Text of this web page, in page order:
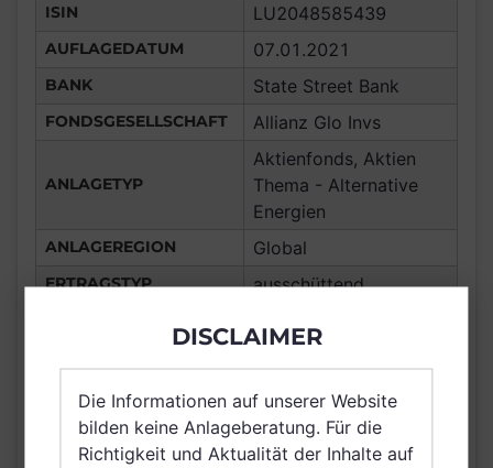
ISIN LU2048585439
AUFLAGEDATUM 07.01.2021
BANK State Street Bank
FONDSGESELLSCHAFT Allianz Glo Invs
ANLAGETYP
Aktienfonds, Aktien
Thema - Alternative
Energien
ANLAGEREGION Global
ERTRAGSTYP ausschüttend
Luxemburg,
Vereinigtes Königreich
Großbritannien und
DISCLAIMER
Die Informationen auf unserer Website
bilden keine Anlageberatung. Für die
Richtigkeit und Aktualität der Inhalte auf